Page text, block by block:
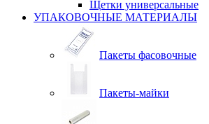
Щетки универсальные
УПАКОВОЧНЫЕ МАТЕРИАЛЫ
Пакеты фасовочные
Пакеты-майки